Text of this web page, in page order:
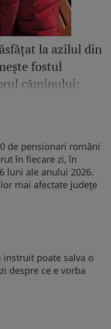
la azilul din
fostul
căminului:
de pensionari români
în fiecare zi, în
luni ale anului 2026.
mai afectate județe
instruit poate salva o
despre ce e vorba